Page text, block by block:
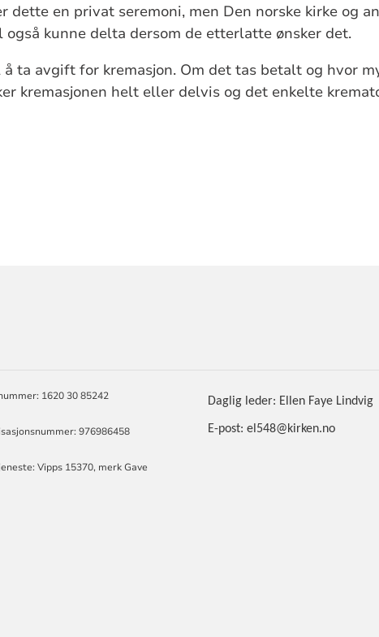
dette en privat seremoni, men Den norske kirke og
kunne delta dersom de etterlatte ønsker det.
ta avgift for kremasjon. Om det tas betalt og hvor
kremasjonen helt eller delvis og det enkelte
1620 30 85242
976986458
Vipps 15370, merk Gave
Daglig leder: Ellen Faye Lindvig
E-post: el548@kirken.no